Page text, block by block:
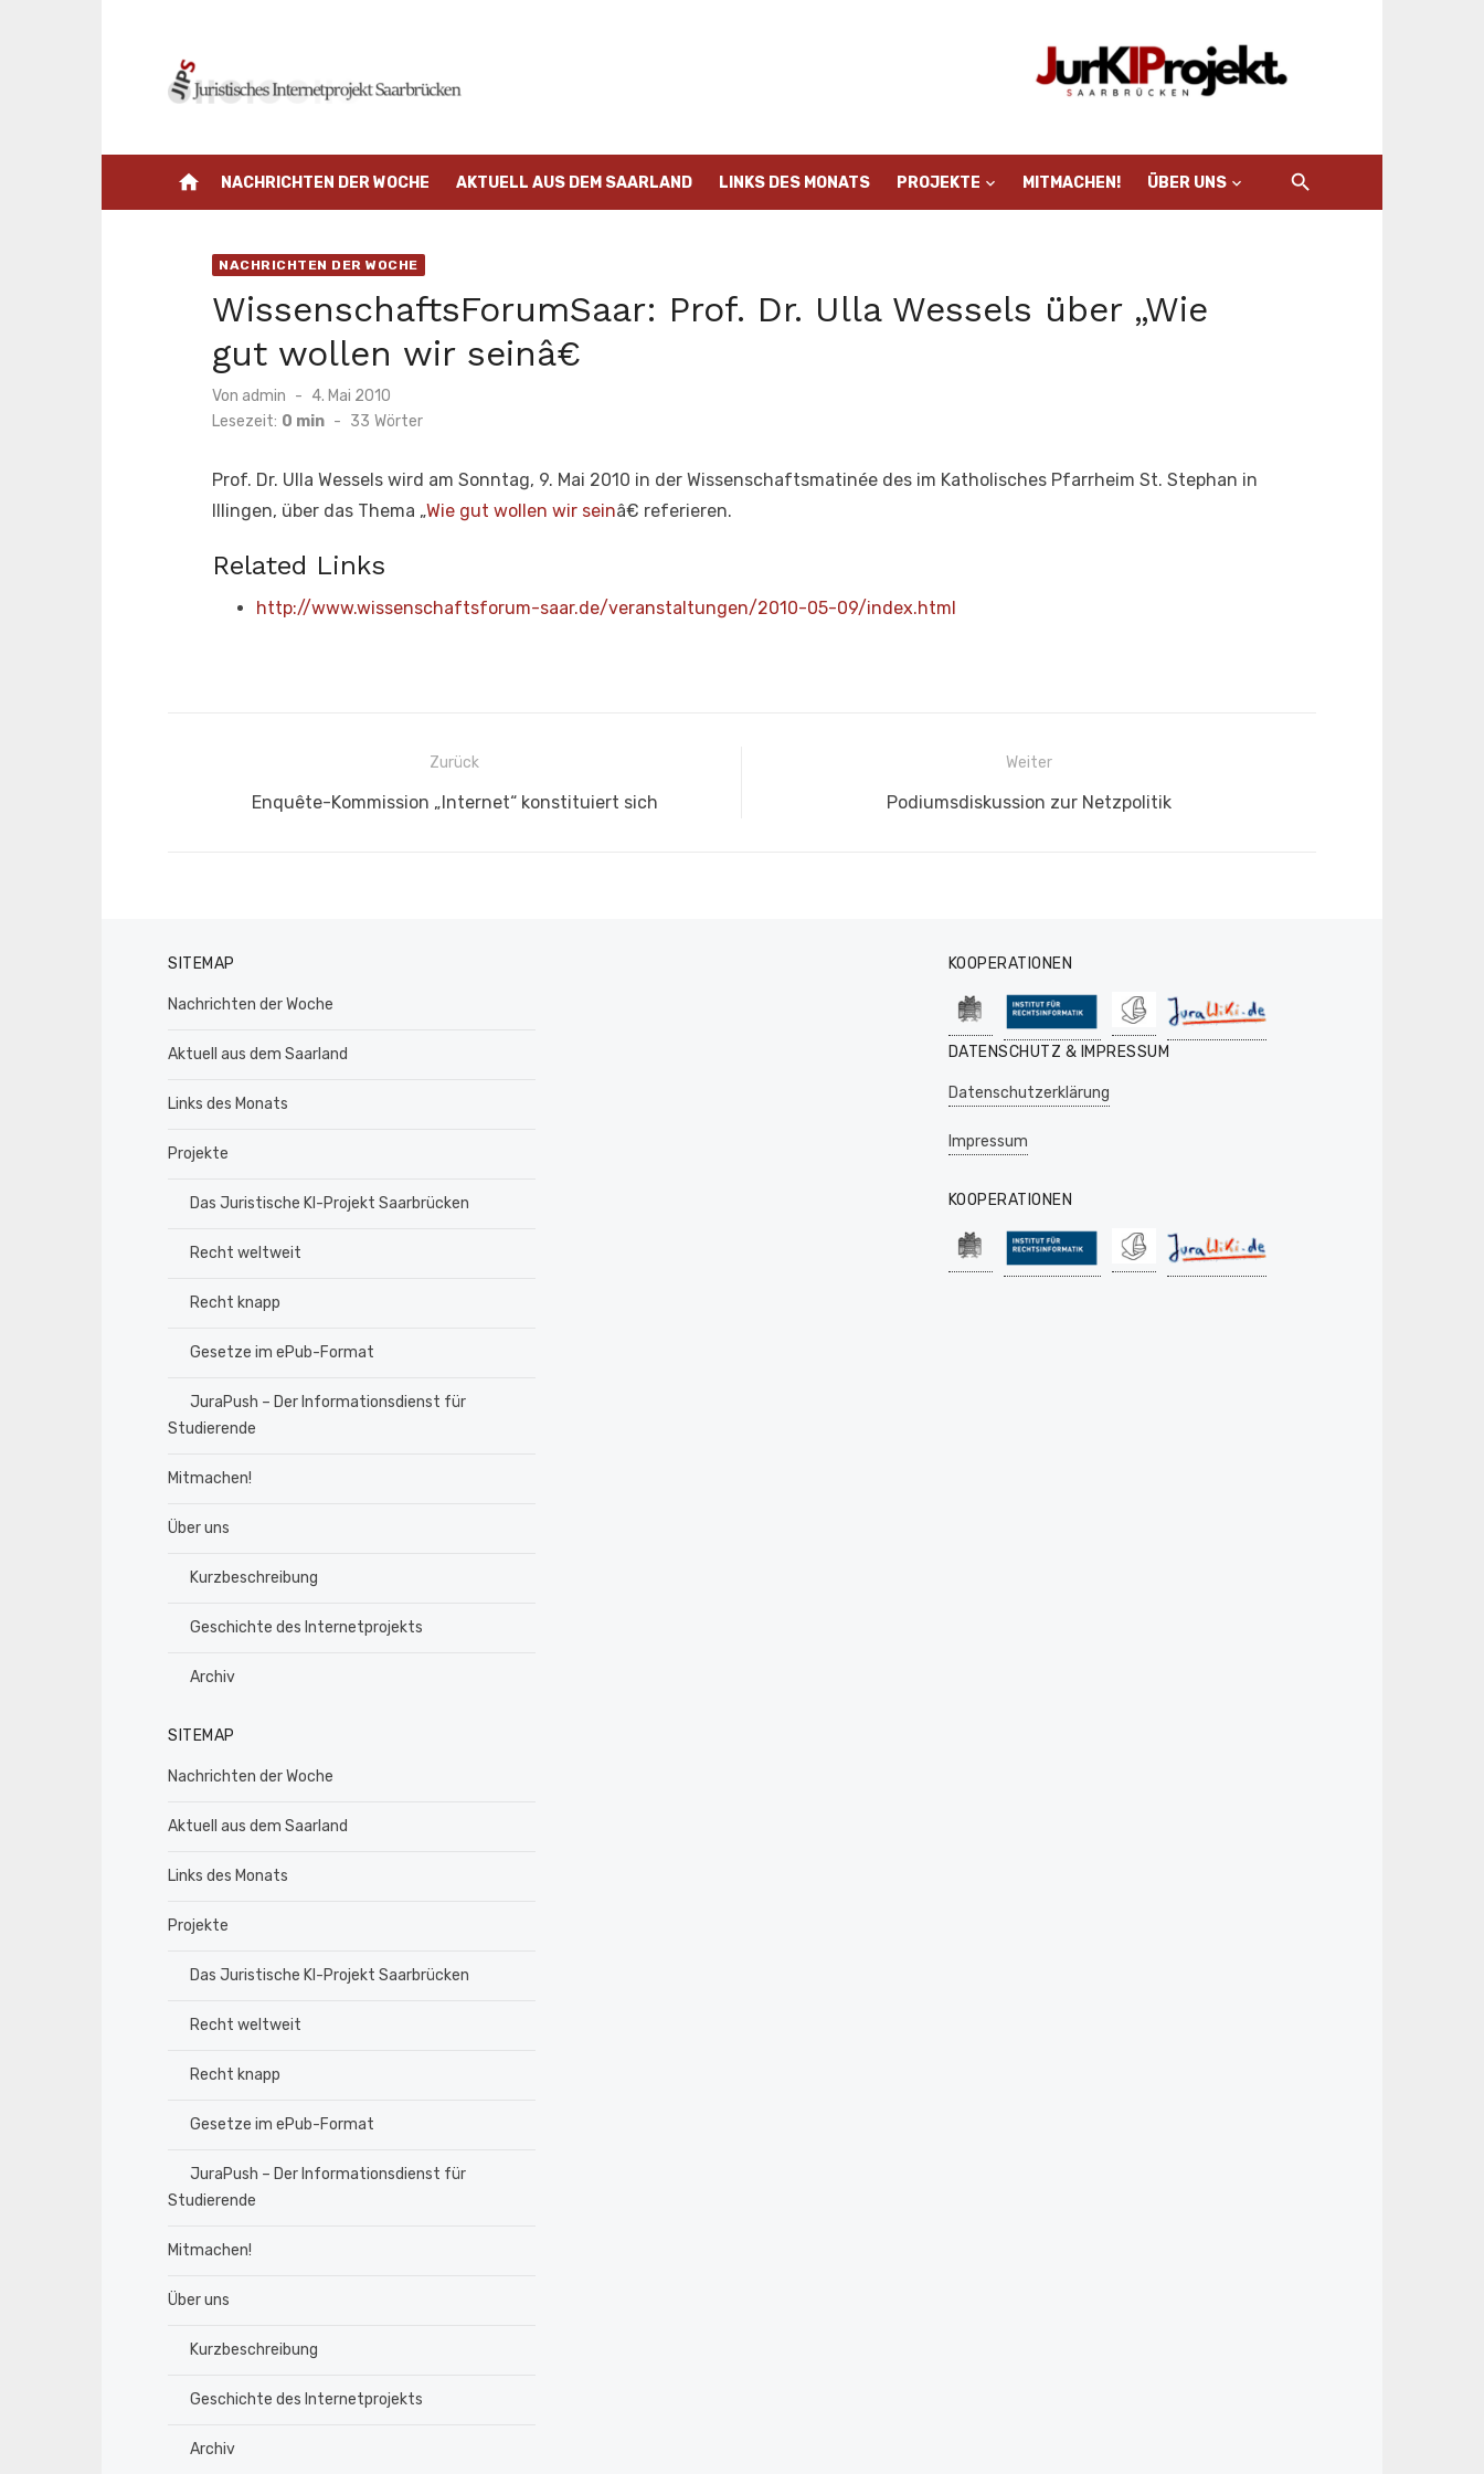
home NACHRICHTEN DER WOCHE AKTUELL AUS DEM SAARLAND LINKS DES MONATS PROJEKTE MITMACHEN! ÜBER UNS
NACHRICHTEN DER WOCHE
WissenschaftsForumSaar: Prof. Dr. Ulla Wessels über „Wie
gut wollen wir seinâ€
Von admin
Veröffentlicht
am
4. Mai 2010
Lesezeit: 0 min - 33 Wörter
Prof. Dr. Ulla Wessels wird am Sonntag, 9. Mai 2010 in der Wissenschaftsmatinée des im Katholisches Pfarrheim St. Stephan in
Illingen, über das Thema „Wie gut wollen wir seinâ€ referieren.
Related Links
http://www.wissenschaftsforum-saar.de/veranstaltungen/2010-05-09/index.html
BeitragsnavigationZurück
Vorheriger
Enquête-Kommission „Internet“ konstituiert sich
Weiter
Nächster
Podiumsdiskussion zur Netzpolitik
SITEMAP
Nachrichten der Woche
Aktuell aus dem Saarland
Links des Monats
Projekte
Das Juristische KI-Projekt Saarbrücken
Recht weltweit
Recht knapp
Gesetze im ePub-Format
JuraPush – Der Informationsdienst für
Studierende
Mitmachen!
Über uns
Kurzbeschreibung
Geschichte des Internetprojekts
Archiv
SITEMAP
Nachrichten der Woche
Aktuell aus dem Saarland
Links des Monats
Projekte
Das Juristische KI-Projekt Saarbrücken
Recht weltweit
Recht knapp
Gesetze im ePub-Format
JuraPush – Der Informationsdienst für
Studierende
Mitmachen!
Über uns
Kurzbeschreibung
Geschichte des Internetprojekts
Archiv
KOOPERATIONEN
DATENSCHUTZ & IMPRESSUM
Datenschutzerklärung
Impressum
KOOPERATIONEN